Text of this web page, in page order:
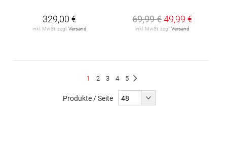
329,00 €
inkl. MwSt. zzgl. Versand
69,99 €49,99 €
inkl. MwSt. zzgl. Versand
Du
1 Seite
2 Seite
3 Seite
4 Seite
5
Produkte / Seite